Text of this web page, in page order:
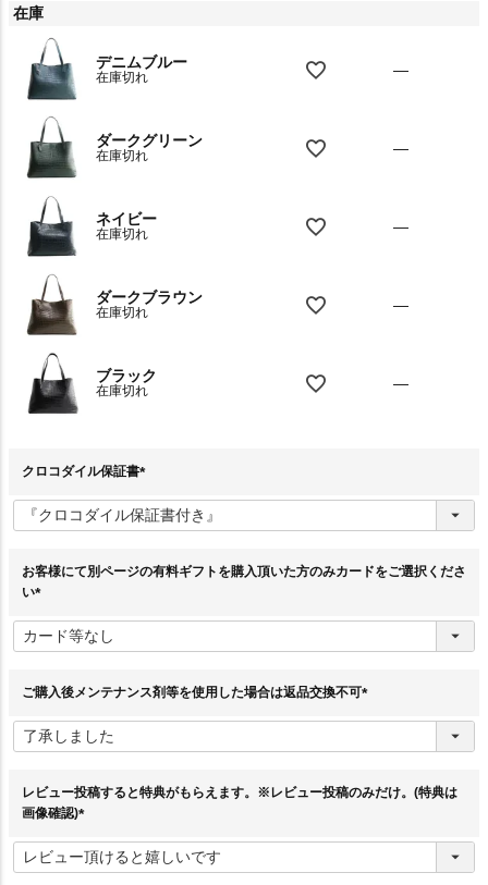
在庫
デニムブルー
在庫切れ —
ダークグリーン
在庫切れ —
ネイビー
在庫切れ —
ダークブラウン
在庫切れ —
ブラック
在庫切れ —
クロコダイル保証書
必
須
お客様にて別ページの有料ギフトを購入頂いた方のみカードをご選択くださ
い
必
須
ご購入後メンテナンス剤等を使用した場合は返品交換不可
須
レビュー投稿すると特典がもらえます。※レビュー投稿のみだけ。(特典は
画像確認)
必
須